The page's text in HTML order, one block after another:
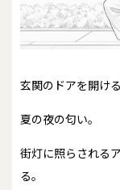
玄関のドアを開け
夏の夜の匂い。
街灯に照らされる
る。